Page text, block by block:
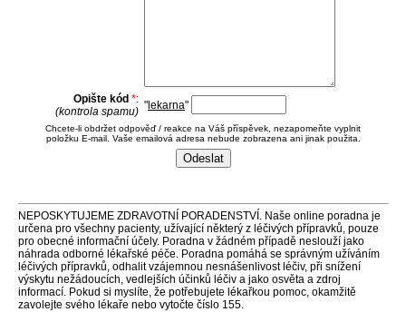
Opište kód *:
(kontrola spamu) " lekarna"
Chcete-li obdržet odpověď / reakce na Váš příspěvek, nezapomeňte vyplnit
položku E-mail. Vaše emailová adresa nebude zobrazena ani jinak použita.
NEPOSKYTUJEME ZDRAVOTNÍ PORADENSTVÍ. Naše online poradna je
určena pro všechny pacienty, užívající některý z léčivých přípravků, pouze
pro obecné informační účely. Poradna v žádném případě neslouží jako
náhrada odborné lékařské péče. Poradna pomáhá se správným užíváním
léčivých přípravků, odhalit vzájemnou nesnášenlivost léčiv, při snížení
výskytu nežádoucích, vedlejších účinků léčiv a jako osvěta a zdroj
informací. Pokud si myslíte, že potřebujete lékařkou pomoc, okamžitě
zavolejte svého lékaře nebo vytočte číslo 155.